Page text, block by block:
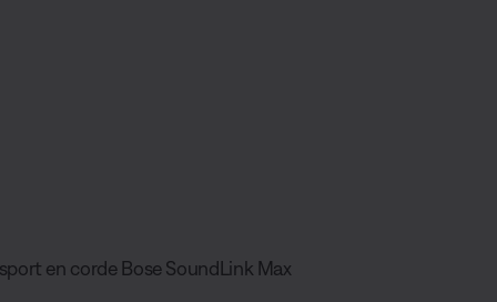
en corde Bose SoundLink Max